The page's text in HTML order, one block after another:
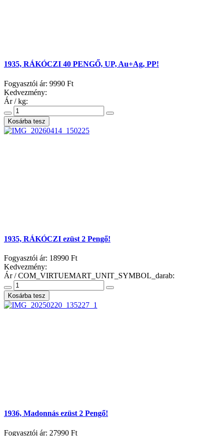
1935, RÁKÓCZI 40 PENGŐ, UP, Au+Ag, PP!
Fogyasztói ár: 9990 Ft
Kedvezmény:
Ár / kg:
1935, RÁKÓCZI ezüst 2 Pengő!
Fogyasztói ár: 18990 Ft
Kedvezmény:
Ár / COM_VIRTUEMART_UNIT_SYMBOL_darab:
1936, Madonnás ezüst 2 Pengő!
Fogyasztói ár: 27990 Ft